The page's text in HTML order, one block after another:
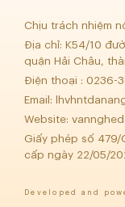
Chịu trách nhiệm
Địa chỉ: K54/10
quận Hải Châu,
Điện thoại : 0236-
Email:
Website:
Giấy phép số 479/
cấp ngày 22/05/
Developed and